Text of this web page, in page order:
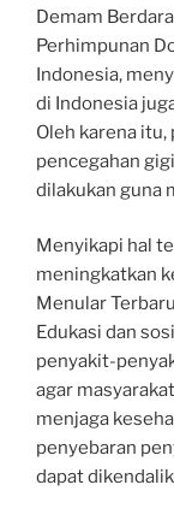
Demam
Perhimpunan
Indonesia,
di Indonesia
Oleh karena
pencegahan
dilakukan guna
Menyikapi hal
meningkatkan
Menular
Edukasi dan
penyakit-
agar
menjaga
penyebaran
dapat